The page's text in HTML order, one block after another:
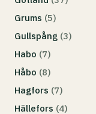
Grums (5)
Gullspång (3)
Habo (7)
Håbo (8)
Hagfors (7)
Hällefors (4)